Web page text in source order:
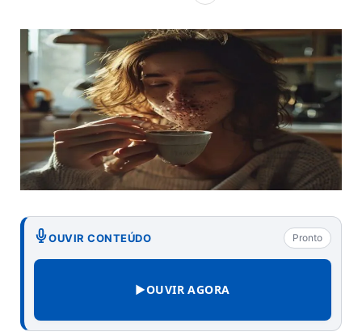
OUVIR CONTEÚDO Pronto
▶OUVIR AGORA